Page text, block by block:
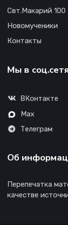
Свт.Макарий 100
Новомученики
Контакты
Мы в
ВКонтакте
Max
Телеграм
Об
Перепечатка
качестве